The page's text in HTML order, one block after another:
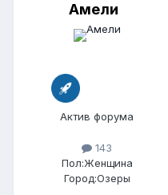
Амели
Актив форума
143
Пол:Женщина
Город:Озеры